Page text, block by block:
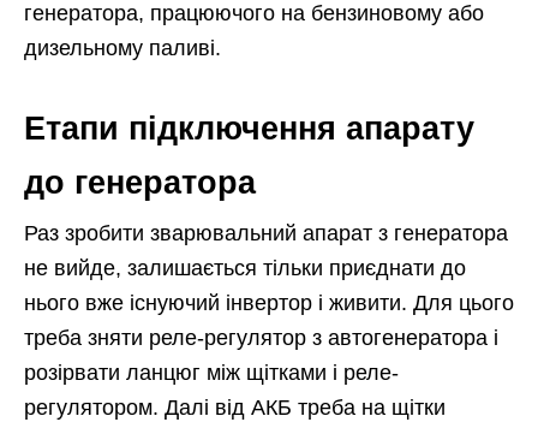
генератора, працюючого на бензиновому або
дизельному паливі.
Етапи підключення апарату
до генератора
Раз зробити зварювальний апарат з генератора
не вийде, залишається тільки приєднати до
нього вже існуючий інвертор і живити. Для цього
треба зняти реле-регулятор з автогенератора і
розірвати ланцюг між щітками і реле-
регулятором. Далі від АКБ треба на щітки